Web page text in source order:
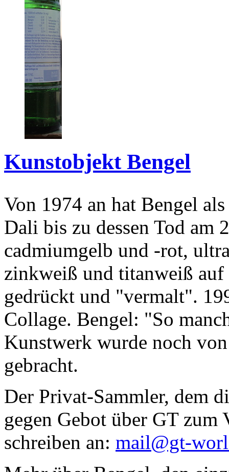
Kunstobjekt Bengel
Von 1974 an hat Bengel
Dali bis zu dessen Tod am
cadmiumgelb und -rot,
zinkweiß und titanweiß
gedrückt und "vermalt".
Collage. Bengel: "So
Kunstwerk wurde noch
gebracht.
Der Privat-Sammler, dem
gegen Gebot über GT zum
schreiben an: mail@gt-